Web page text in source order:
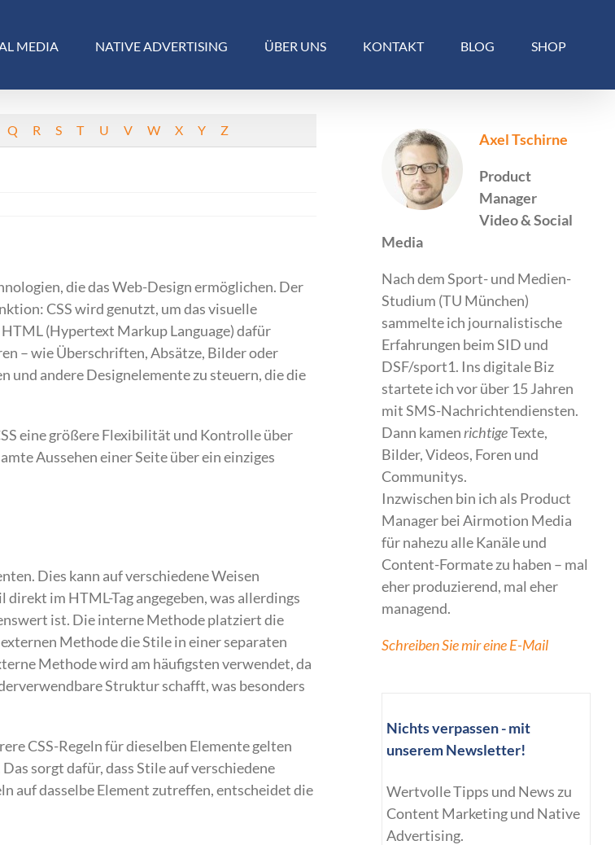
MEDIA NATIVE ADVERTISING ÜBER UNS KONTAKT BLOG SHOP
Q R S T U V W X Y Z
die das Web-Design ermöglichen. Der
CSS wird genutzt, um das visuelle
(Hypertext Markup Language) dafür
– wie Überschriften, Absätze, Bilder oder
und andere Designelemente zu steuern, die die
eine größere Flexibilität und Kontrolle über
Aussehen einer Seite über ein einziges
Dies kann auf verschiedene Weisen
im HTML-Tag angegeben, was allerdings
ist. Die interne Methode platziert die
Methode die Stile in einer separaten
Methode wird am häufigsten verwendet, da
Struktur schafft, was besonders
CSS-Regeln für dieselben Elemente gelten
sorgt dafür, dass Stile auf verschiedene
auf dasselbe Element zutreffen, entscheidet die
Axel Tschirne
Product
Manager
Video & Social
Media
Nach dem Sport- und Medien-
Studium (TU München)
sammelte ich journalistische
Erfahrungen beim SID und
DSF/sport1. Ins digitale Biz
startete ich vor über 15 Jahren
mit SMS-Nachrichtendiensten.
Dann kamenrichtigeTexte,
Bilder, Videos, Foren und
Communitys.
Inzwischen bin ich als Product
Manager bei Airmotion Media
für nahezu alle Kanäle und
Content-Formate zu haben – mal
eher produzierend, mal eher
managend.
Schreiben Sie mir eine E-Mail
Nichts verpassen - mit
unserem Newsletter!
Wertvolle Tipps und News zu
Content Marketing und Native
Advertising.